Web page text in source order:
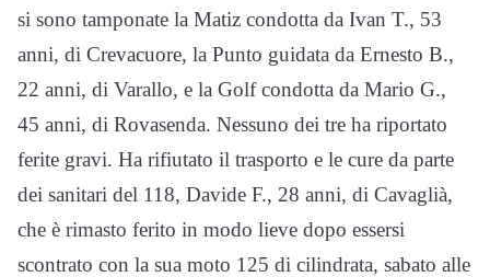
si sono tamponate la Matiz condotta da Ivan T., 53
anni, di Crevacuore, la Punto guidata da Ernesto B.,
22 anni, di Varallo, e la Golf condotta da Mario G.,
45 anni, di Rovasenda. Nessuno dei tre ha riportato
ferite gravi. Ha rifiutato il trasporto e le cure da parte
dei sanitari del 118, Davide F., 28 anni, di Cavaglià,
che è rimasto ferito in modo lieve dopo essersi
scontrato con la sua moto 125 di cilindrata, sabato alle